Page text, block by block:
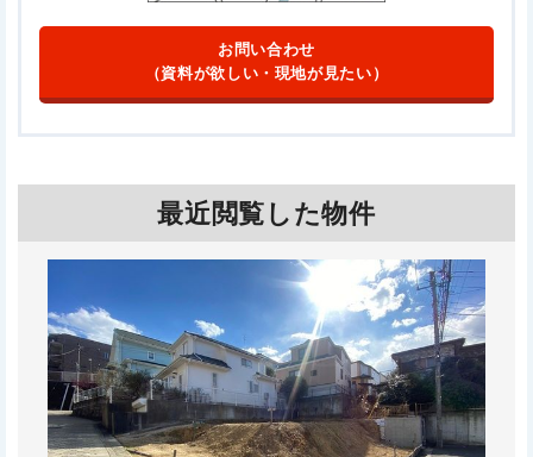
お問い合わせ
（資料が欲しい・現地が見たい）
最近閲覧した物件